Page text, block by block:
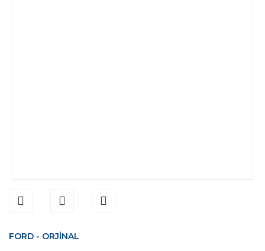
FORD - ORJİNAL